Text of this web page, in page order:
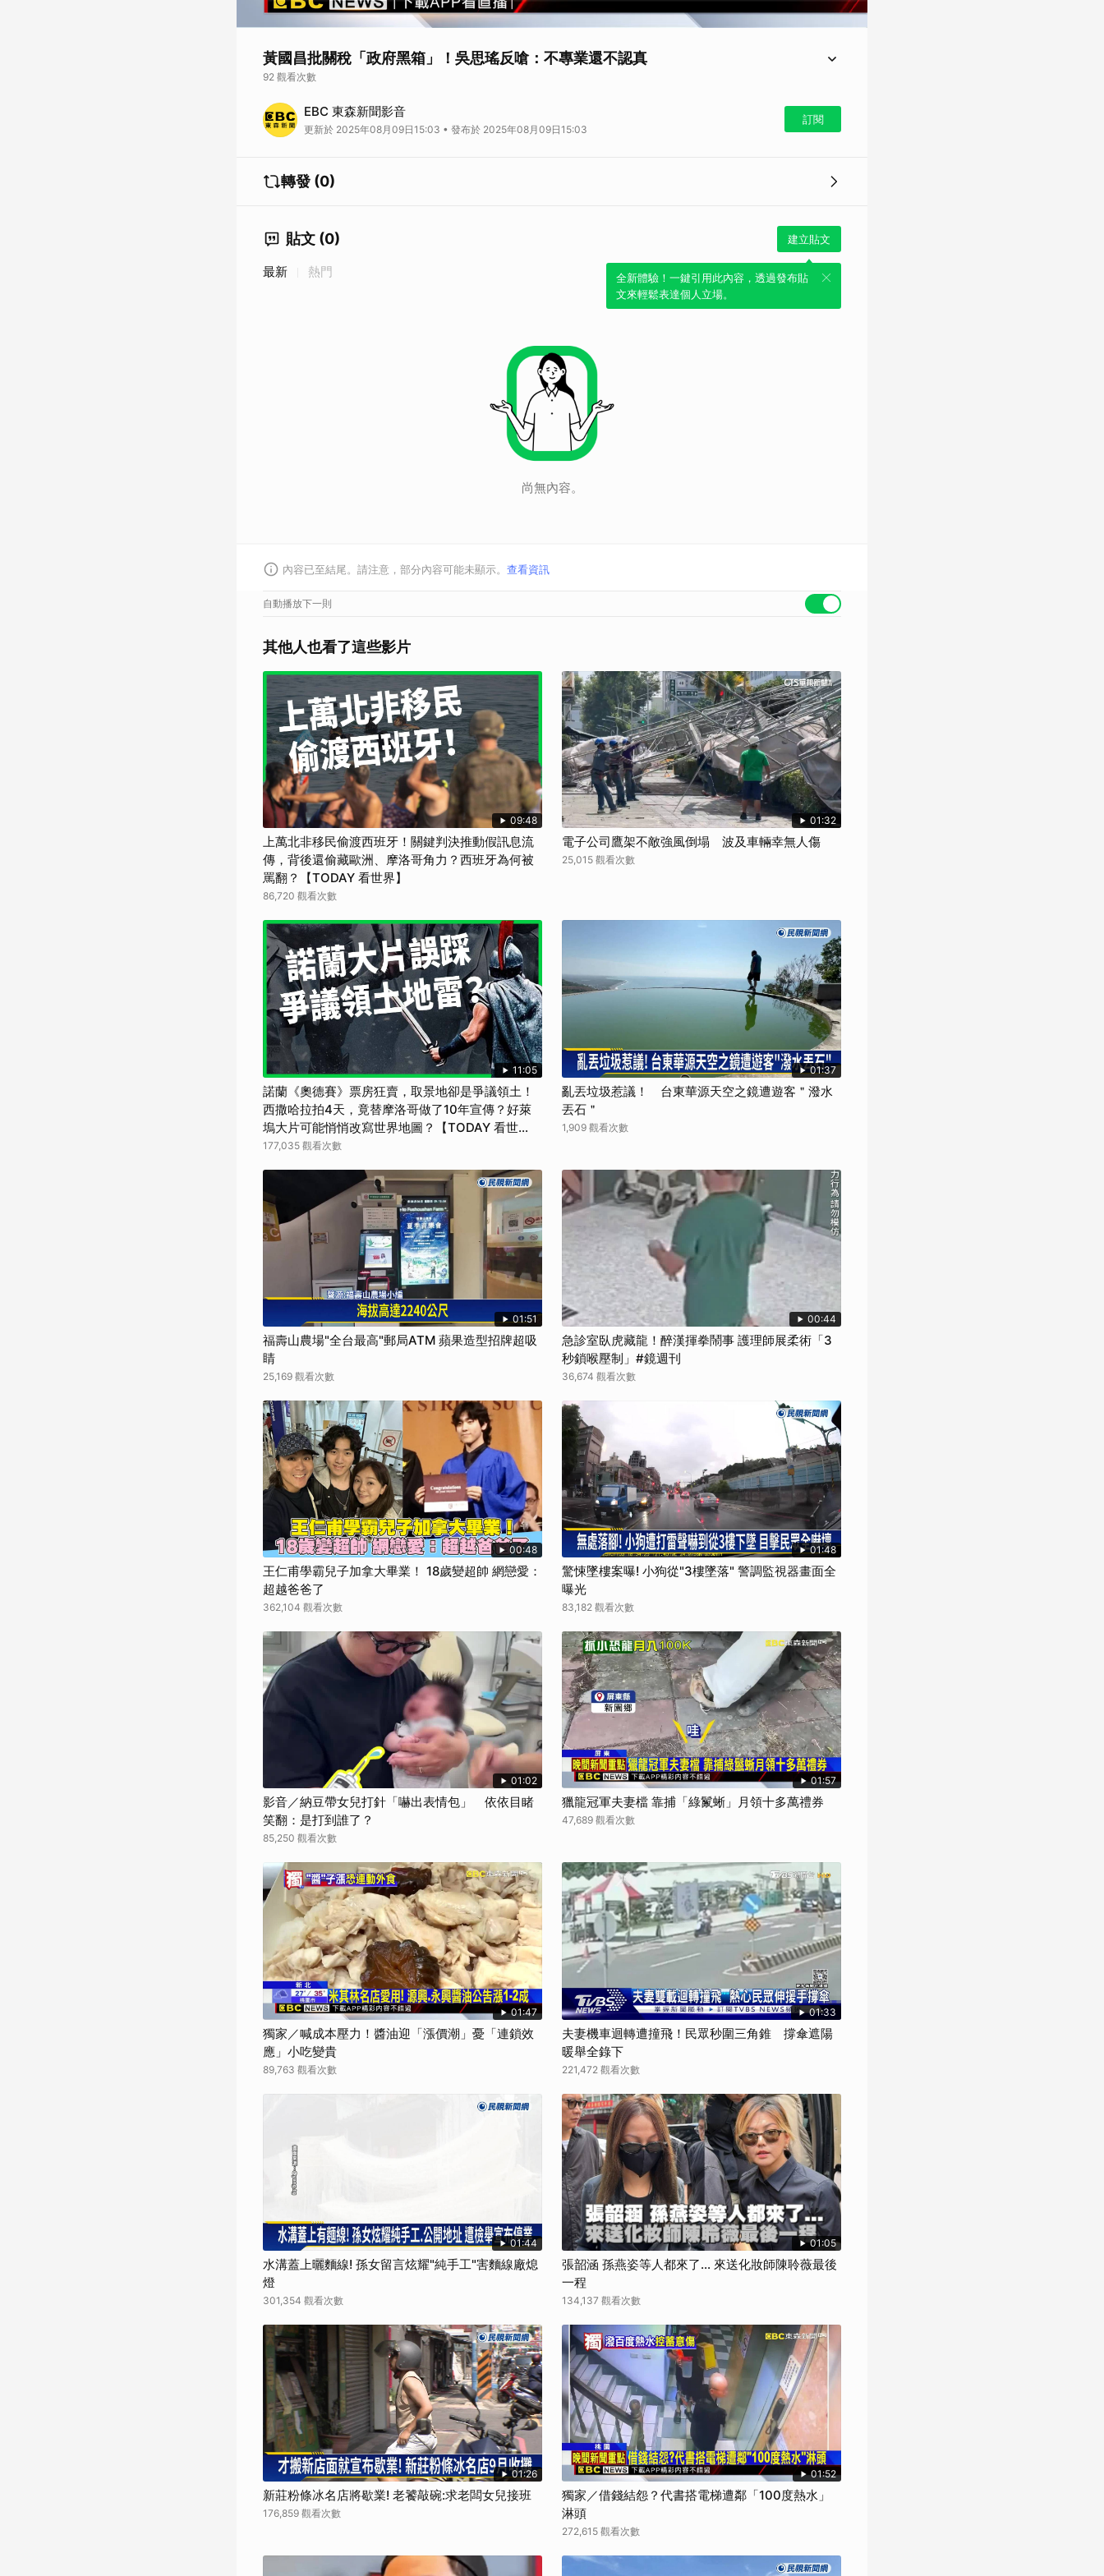
黃國昌批關稅「政府黑箱」！吳思瑤反嗆：不專業還不認真
92 觀看次數
美國對台課徵20%的對等關稅上路實施後，不少人才發現計算方式是以疊加計算，引爆朝野論戰，立法院民眾黨團總召黃國
昌就抨擊，政府大搞黑箱不跟人民說清楚。民進黨團幹事長吳思瑤反嗆，行政院4月早就說明。除了歐盟外其餘國家都是外
加計算，還批評黃國昌搞不清楚狀況。
EBC 東森新聞影音
更新於 2025年08月09日15:03 • 發布於 2025年08月09日15:03
訂閱
轉發 (0)
貼文 (0) 建立貼文
全新體驗！一鍵引用此內容，透過發布貼
文來輕鬆表達個人立場。
最新 熱門
尚無內容。
內容已至結尾。請注意，部分內容可能未顯示。 查看資訊
自動播放下一則
其他人也看了這些影片
09:48
上萬北非移民偷渡西班牙！關鍵判決推動假訊息流
傳，背後還偷藏歐洲、摩洛哥角力？西班牙為何被
罵翻？【TODAY 看世界】
86,720 觀看次數
01:32
電子公司鷹架不敵強風倒塌 波及車輛幸無人傷
25,015 觀看次數
11:05
諾蘭《奧德賽》票房狂賣，取景地卻是爭議領土！
西撒哈拉拍4天，竟替摩洛哥做了10年宣傳？好萊
塢大片可能悄悄改寫世界地圖？【TODAY 看世
界】
177,035 觀看次數
01:37
亂丟垃圾惹議！ 台東華源天空之鏡遭遊客＂潑水
丟石＂
1,909 觀看次數
01:51
福壽山農場"全台最高"郵局ATM 蘋果造型招牌超吸
睛
25,169 觀看次數
00:44
急診室臥虎藏龍！醉漢揮拳鬧事 護理師展柔術「3
秒鎖喉壓制」#鏡週刊
36,674 觀看次數
00:48
王仁甫學霸兒子加拿大畢業！ 18歲變超帥 網戀愛：
超越爸爸了
362,104 觀看次數
01:48
驚悚墜樓案曝! 小狗從"3樓墜落" 警調監視器畫面全
曝光
83,182 觀看次數
01:02
影音／納豆帶女兒打針「嚇出表情包」 依依目睹
笑翻：是打到誰了？
85,250 觀看次數
01:57
獵龍冠軍夫妻檔 靠捕「綠鬣蜥」月領十多萬禮券
47,689 觀看次數
01:47
獨家／喊成本壓力！醬油迎「漲價潮」憂「連鎖效
應」小吃變貴
89,763 觀看次數
01:33
夫妻機車迴轉遭撞飛！民眾秒圍三角錐 撐傘遮陽
暖舉全錄下
221,472 觀看次數
01:44
水溝蓋上曬麵線! 孫女留言炫耀"純手工"害麵線廠熄
燈
301,354 觀看次數
01:05
張韶涵 孫燕姿等人都來了... 來送化妝師陳聆薇最後
一程
134,137 觀看次數
01:26
新莊粉條冰名店將歇業! 老饕敲碗:求老闆女兒接班
176,859 觀看次數
01:52
獨家／借錢結怨？代書搭電梯遭鄰「100度熱水」
淋頭
272,615 觀看次數
取消